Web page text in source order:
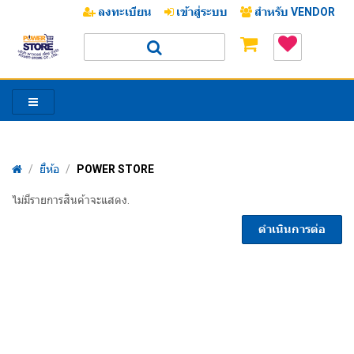
ลงทะเบียน เข้าสู่ระบบ สำหรับ VENDOR
/ ยี่ห้อ / POWER STORE
ไม่มีรายการสินค้าจะแสดง.
ดำเนินการต่อ